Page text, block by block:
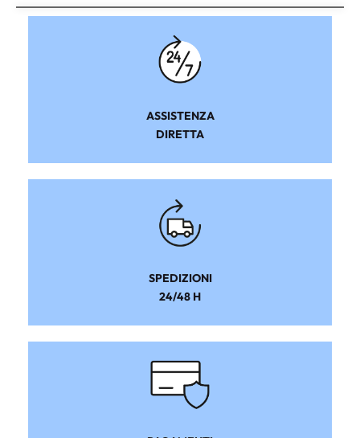
ASSISTENZA
DIRETTA
SPEDIZIONI
24/48 H